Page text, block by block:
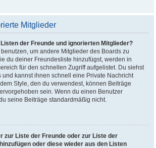
Mitglieder
der Freunde und ignorierten Mitglieder?
um andere Mitglieder des Boards zu
du deiner Freundesliste hinzufügst, werden in
für den schnellen Zugriff aufgelistet. Du siehst
und kannst ihnen schnell eine Private Nachricht
Style, den du verwendest, können Beiträge
sein. Wenn du einen Benutzer
seine Beiträge standardmäßig nicht.
zur Liste der Freunde oder zur Liste der
oder diese wieder aus den Listen